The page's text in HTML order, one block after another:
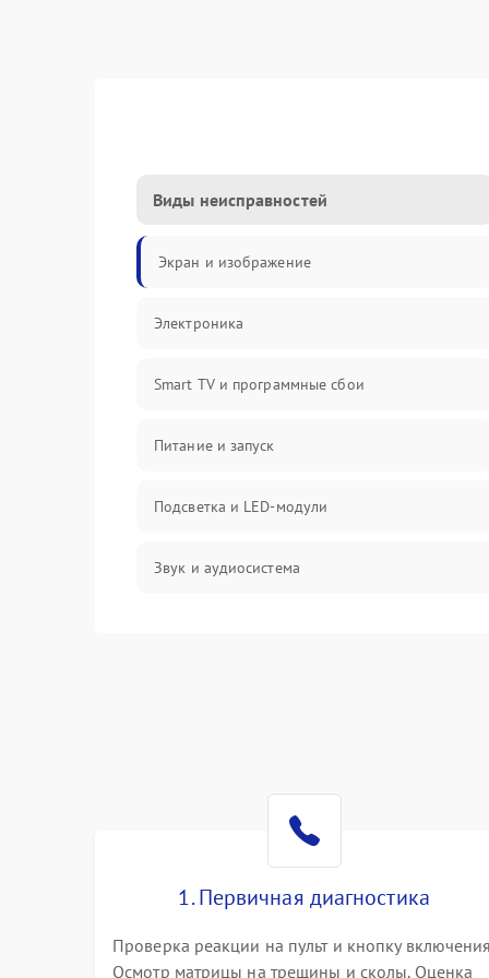
Виды неисправностей
Экран и изображение
Электроника
Smart TV и программные сбои
Питание и запуск
Подсветка и LED-модули
Звук и аудиосистема
Программное обеспечение
Корпус и механика
1. Первичная диагностика
Проверка реакции на пульт и кнопку
Осмотр матрицы на трещины и сколы. Оценка